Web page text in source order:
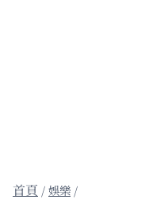
/娛樂 /